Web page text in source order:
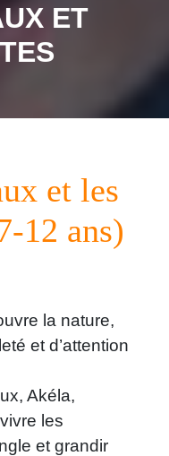
ET
et les
12 ans)
la nature,
et d’attention
Akéla,
les
et grandir